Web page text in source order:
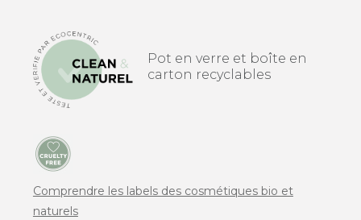
Pot en verre et boîte en
carton recyclables
Comprendre les labels des cosmétiques bio et
naturels